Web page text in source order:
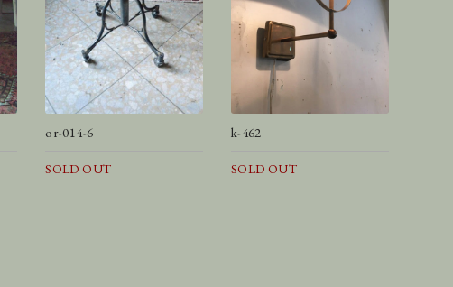
or-014-6
SOLD OUT
k-462
SOLD OUT